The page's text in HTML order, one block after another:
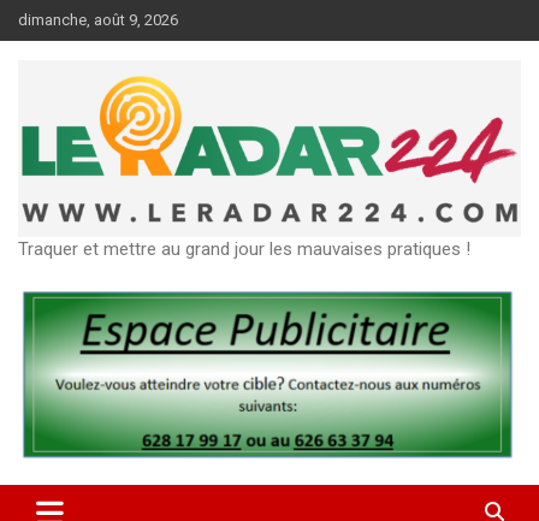
Aller
au
dimanche, août 9, 2026
Traquer et mettre au grand jour les mauvaises pratiques !